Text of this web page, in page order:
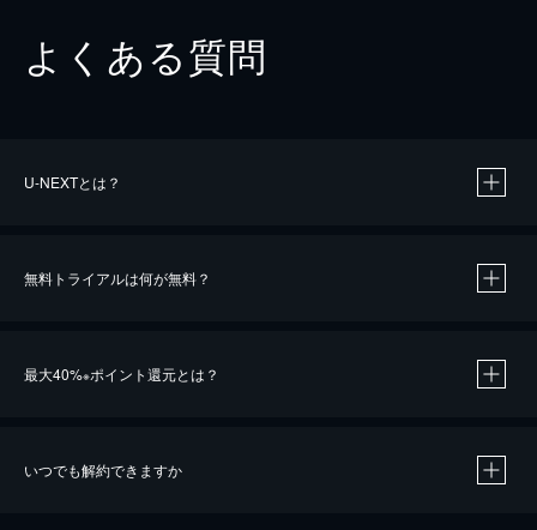
よくある質問
U-NEXTとは？
無料トライアルは何が無料？
最大40%※ポイント還元とは？
いつでも解約できますか